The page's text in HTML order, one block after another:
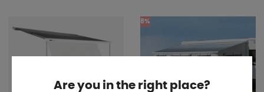
8%
Are you in the right place?